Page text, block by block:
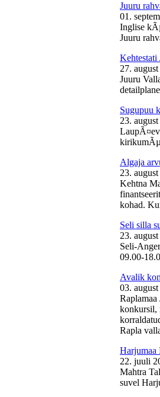
Juuru
01.
Inglise
Juuru
Kehtestati
27.
Juuru
Sugupuu
23.
Algaja
23.
Kehtna
kohad.
Seli silla
23.
Seli-
09.00-
Avalik
03.
konkursil,
Rapla
Harjumaa
22. juuli
Mahtra
suvel